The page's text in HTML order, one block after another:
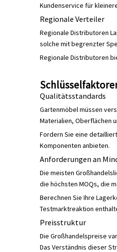
Kundenservice für
Regionale Verteiler
Regionale Distributoren
solche mit begrenzter
Regionale Distributoren
Qualitätsstandards
Gartenmöbel müssen
Materialien, Oberflächen
Fordern Sie eine
Komponenten anbieten.
Anforderungen an
Die meisten
die höchsten MOQs, die
Berechnen Sie Ihre
Testmarktreaktion
Preisstruktur
Die Großhandelspreise
Das Verständnis dieser